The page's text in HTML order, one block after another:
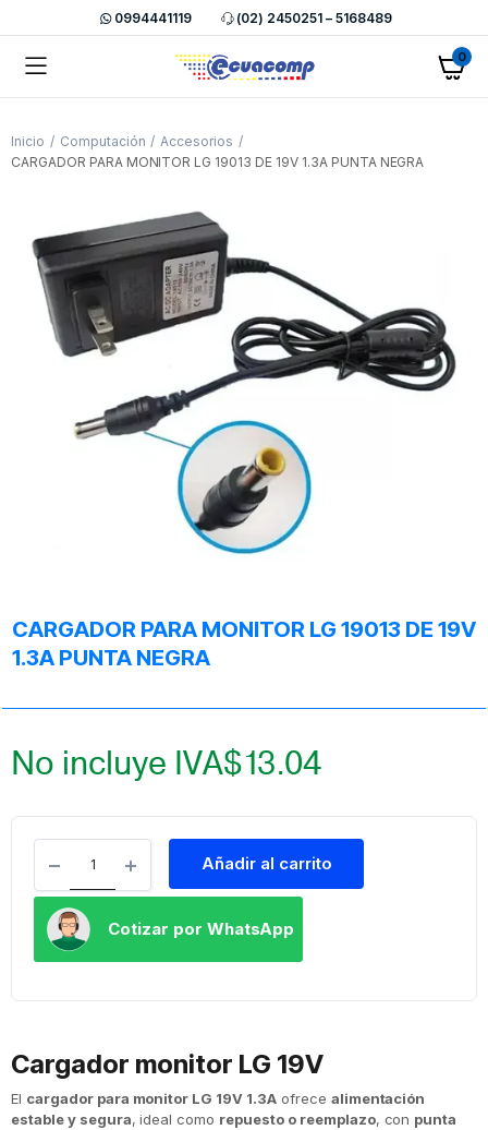
0994441119 (02) 2450251 – 5168489
0
Inicio Computación
Accesorios
CARGADOR PARA MONITOR LG 19013 DE 19V 1.3A PUNTA NEGRA
CARGADOR PARA MONITOR LG 19013 DE 19V
1.3A PUNTA NEGRA
$13.04
No incluye IVA
Añadir al carrito
Cotizar por WhatsApp
Cargador monitor LG 19V
El cargador para monitor LG 19V 1.3Aofrece alimentación
estable y segura, ideal como repuesto o reemplazo, con punta